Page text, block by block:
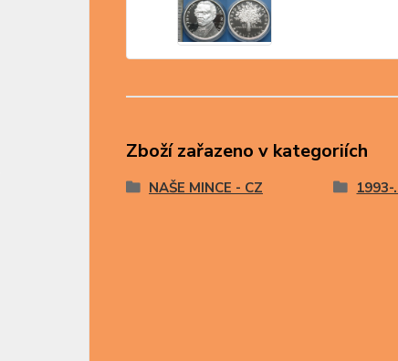
Zboží zařazeno v kategoriích
NAŠE MINCE - CZ